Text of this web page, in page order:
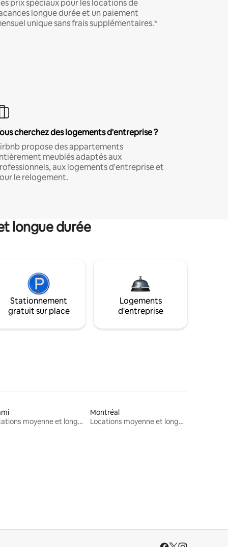
prix spéciaux pour les locations de
longue durée et un paiement
unique sans frais supplémentaires.*
cherchez des logements d'entreprise ?
propose des appartements
meublés adaptés aux
aux logements d'entreprise et
le relogement.
longue durée
Stationnement
gratuit sur place
Logements
d'entreprise
Locations moyenne et longue durée
Montréal
Locations moyenne et longue durée